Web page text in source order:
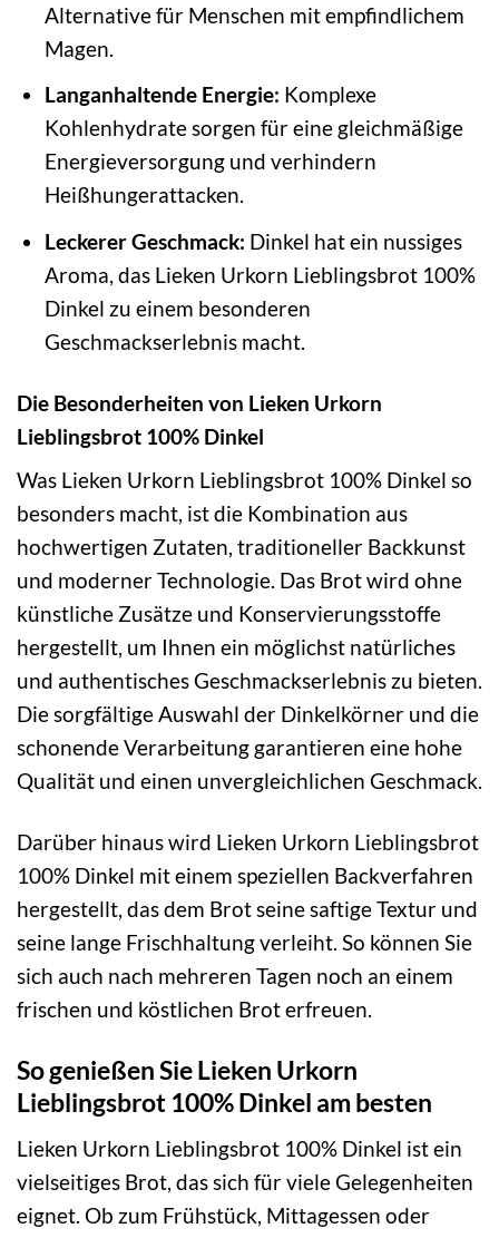
Alternative für Menschen mit empfindlichem
Magen.
Langanhaltende Energie: Komplexe
Kohlenhydrate sorgen für eine gleichmäßige
Energieversorgung und verhindern
Heißhungerattacken.
Leckerer Geschmack: Dinkel hat ein nussiges
Aroma, das Lieken Urkorn Lieblingsbrot 100%
Dinkel zu einem besonderen
Geschmackserlebnis macht.
Die Besonderheiten von Lieken Urkorn
Lieblingsbrot 100% Dinkel
Was Lieken Urkorn Lieblingsbrot 100% Dinkel so
besonders macht, ist die Kombination aus
hochwertigen Zutaten, traditioneller Backkunst
und moderner Technologie. Das Brot wird ohne
künstliche Zusätze und Konservierungsstoffe
hergestellt, um Ihnen ein möglichst natürliches
und authentisches Geschmackserlebnis zu bieten.
Die sorgfältige Auswahl der Dinkelkörner und die
schonende Verarbeitung garantieren eine hohe
Qualität und einen unvergleichlichen Geschmack.
Darüber hinaus wird Lieken Urkorn Lieblingsbrot
100% Dinkel mit einem speziellen Backverfahren
hergestellt, das dem Brot seine saftige Textur und
seine lange Frischhaltung verleiht. So können Sie
sich auch nach mehreren Tagen noch an einem
frischen und köstlichen Brot erfreuen.
So genießen Sie Lieken Urkorn
Lieblingsbrot 100% Dinkel am besten
Lieken Urkorn Lieblingsbrot 100% Dinkel ist ein
vielseitiges Brot, das sich für viele Gelegenheiten
eignet. Ob zum Frühstück, Mittagessen oder